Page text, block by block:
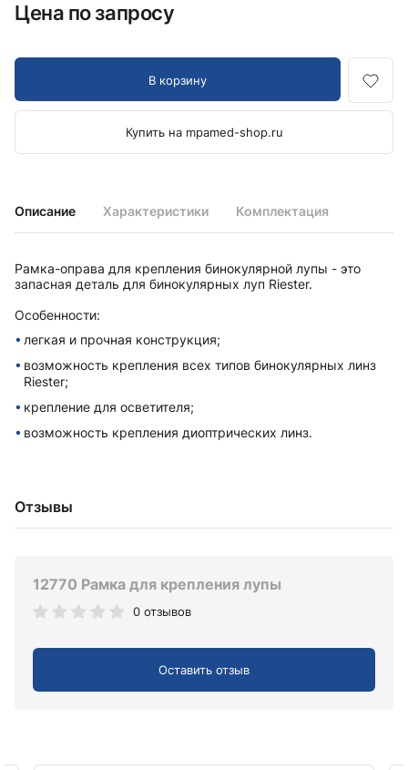
Описание Характеристики Комплектация
Рамка-оправа для крепления бинокулярной лупы - это
запасная деталь для бинокулярных луп Riester.
Особенности:
легкая и прочная конструкция;
возможность крепления всех типов бинокулярных линз
Riester;
крепление для осветителя;
возможность крепления диоптрических линз.
Отзывы
12770 Рамка для крепления лупы
0 отзывов
Оставить отзыв
Цена по запросу
В корзину
Купить на mpamed-shop.ru